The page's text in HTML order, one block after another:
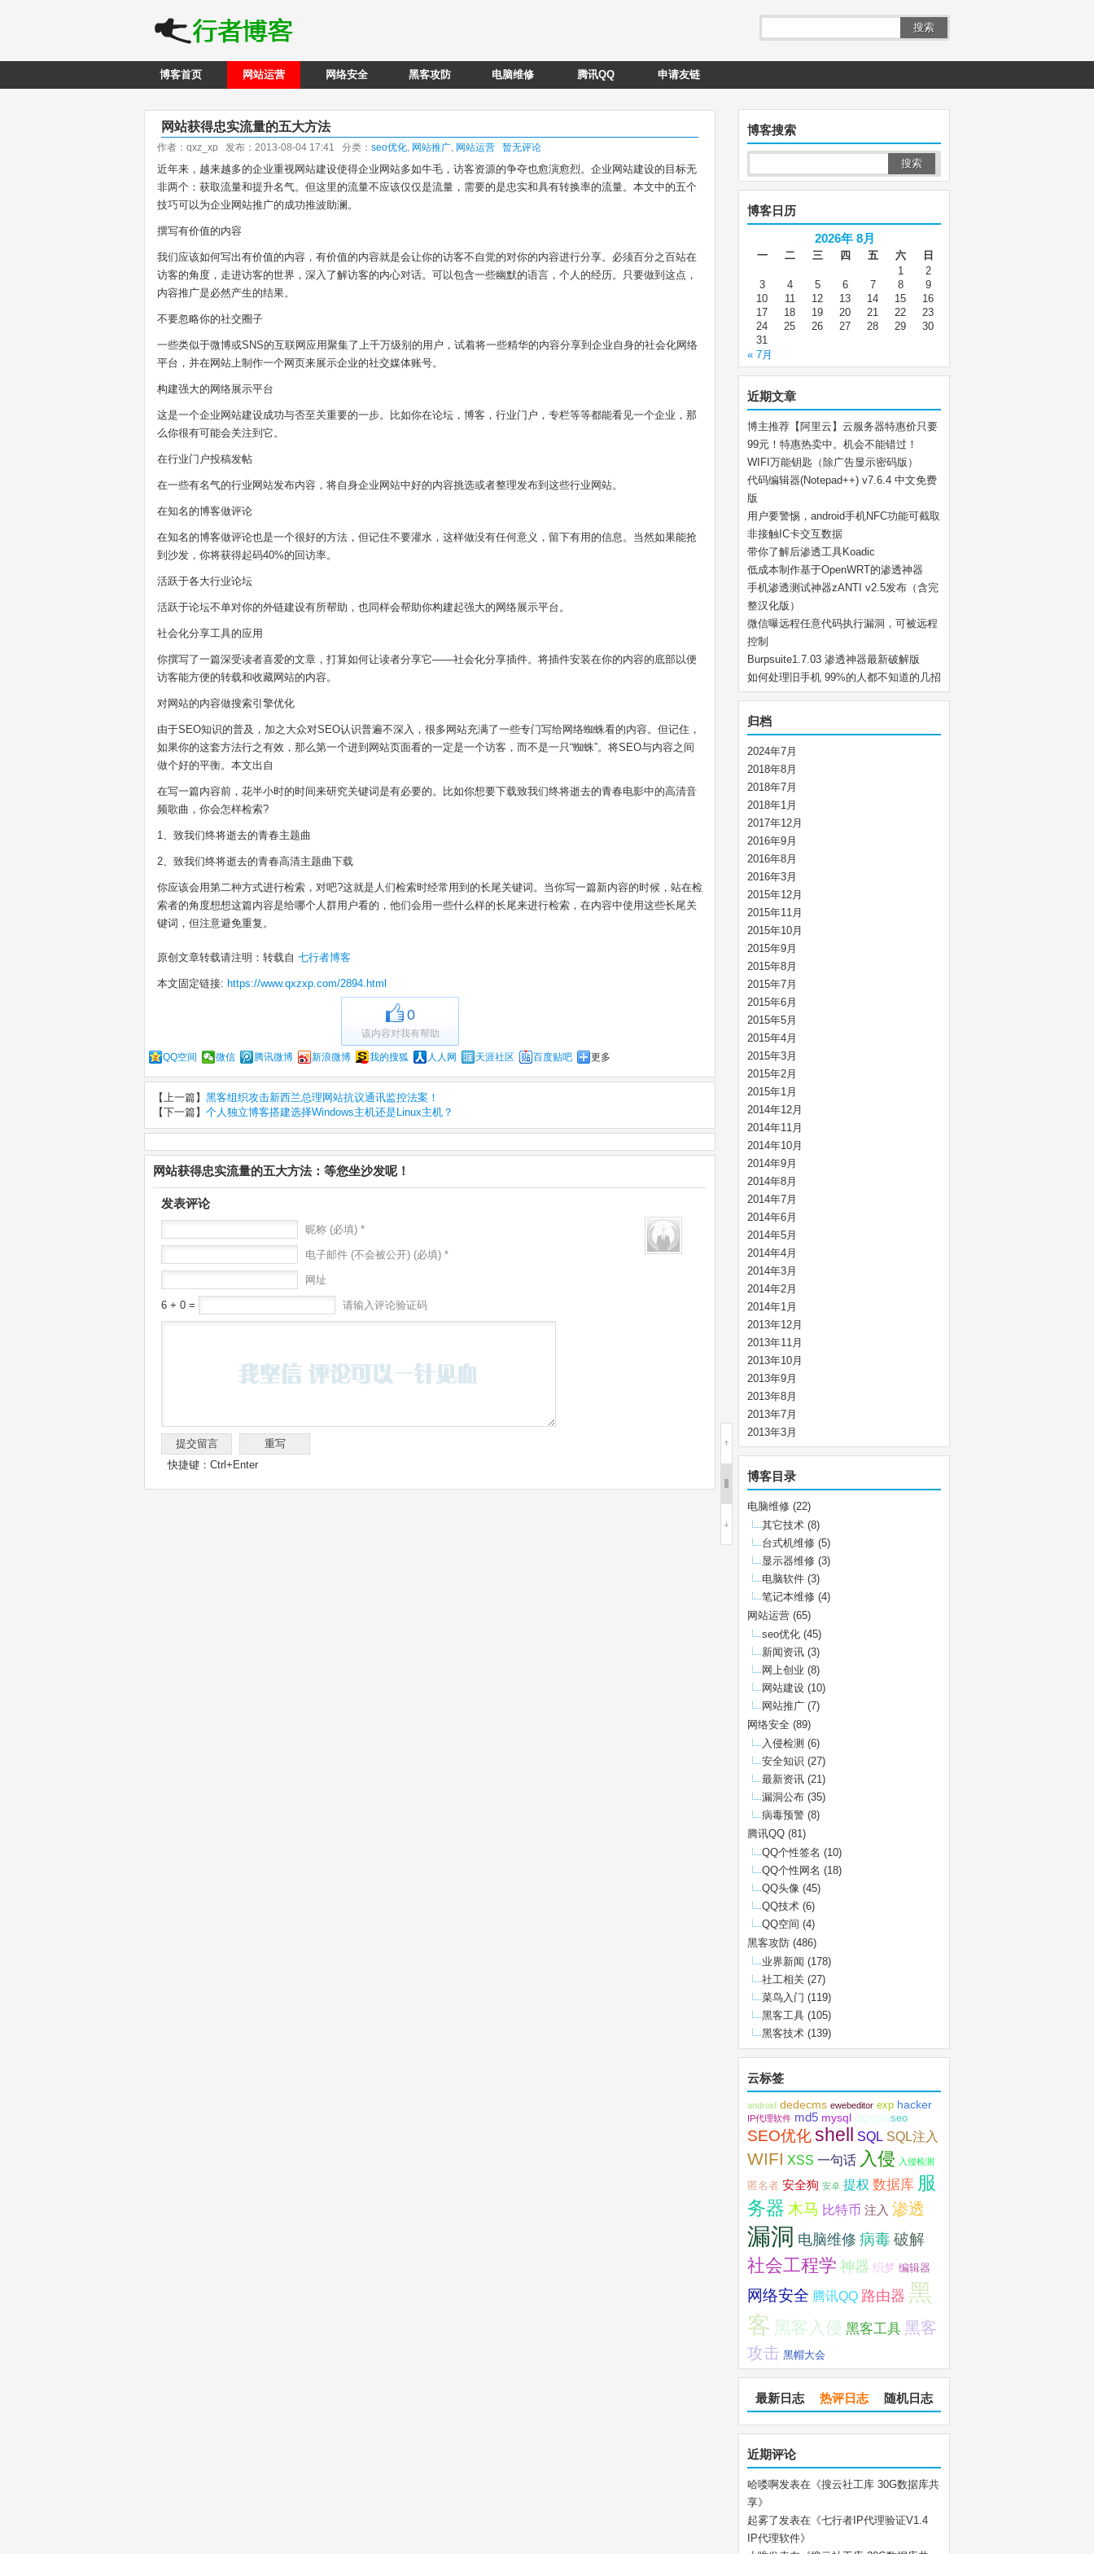
搜索
博客首页 网站运营 网络安全 黑客攻防 电脑维修 腾讯QQ 申请友链
网站获得忠实流量的五大方法
作者：qxz_xp 发布：2013-08-04 17:41 分类： seo优化, 网站推广, 网站运营 暂无评论
近年来，越来越多的企业重视网站建设使得企业网站多如牛毛，访客资源的争夺也愈演愈烈。企业网站建设的目标无
非两个：获取流量和提升名气。但这里的流量不应该仅仅是流量，需要的是忠实和具有转换率的流量。本文中的五个
技巧可以为企业网站推广的成功推波助澜。
撰写有价值的内容
我们应该如何写出有价值的内容，有价值的内容就是会让你的访客不自觉的对你的内容进行分享。必须百分之百站在
访客的角度，走进访客的世界，深入了解访客的内心对话。可以包含一些幽默的语言，个人的经历。只要做到这点，
内容推广是必然产生的结果。
不要忽略你的社交圈子
一些类似于微博或SNS的互联网应用聚集了上千万级别的用户，试着将一些精华的内容分享到企业自身的社会化网络
平台，并在网站上制作一个网页来展示企业的社交媒体账号。
构建强大的网络展示平台
这是一个企业网站建设成功与否至关重要的一步。比如你在论坛，博客，行业门户，专栏等等都能看见一个企业，那
么你很有可能会关注到它。
在行业门户投稿发帖
在一些有名气的行业网站发布内容，将自身企业网站中好的内容挑选或者整理发布到这些行业网站。
在知名的博客做评论
在知名的博客做评论也是一个很好的方法，但记住不要灌水，这样做没有任何意义，留下有用的信息。当然如果能抢
到沙发，你将获得起码40%的回访率。
活跃于各大行业论坛
活跃于论坛不单对你的外链建设有所帮助，也同样会帮助你构建起强大的网络展示平台。
社会化分享工具的应用
你撰写了一篇深受读者喜爱的文章，打算如何让读者分享它——社会化分享插件。将插件安装在你的内容的底部以便
访客能方便的转载和收藏网站的内容。
对网站的内容做搜索引擎优化
由于SEO知识的普及，加之大众对SEO认识普遍不深入，很多网站充满了一些专门写给网络蜘蛛看的内容。但记住，
如果你的这套方法行之有效，那么第一个进到网站页面看的一定是一个访客，而不是一只“蜘蛛”。将SEO与内容之间
做个好的平衡。本文出自
在写一篇内容前，花半小时的时间来研究关键词是有必要的。比如你想要下载致我们终将逝去的青春电影中的高清音
频歌曲，你会怎样检索?
1、致我们终将逝去的青春主题曲
2、致我们终将逝去的青春高清主题曲下载
你应该会用第二种方式进行检索，对吧?这就是人们检索时经常用到的长尾关键词。当你写一篇新内容的时候，站在检
索者的角度想想这篇内容是给哪个人群用户看的，他们会用一些什么样的长尾来进行检索，在内容中使用这些长尾关
键词，但注意避免重复。
原创文章转载请注明：转载自 七行者博客
本文固定链接: https://www.qxzxp.com/2894.html
0
该内容对我有帮助
QQ空间 微信 腾讯微博 新浪微博 我的搜狐 人人网 天涯社区 百度贴吧 更多
【上一篇】 黑客组织攻击新西兰总理网站抗议通讯监控法案！
【下一篇】 个人独立博客搭建选择Windows主机还是Linux主机？
网站获得忠实流量的五大方法：等您坐沙发呢！
发表评论
昵称 (必填) *
电子邮件 (不会被公开) (必填) *
网址
6 + 0 = 请输入评论验证码
快捷键：Ctrl+Enter
博客搜索
博客日历
2026年 8月
一 二 三 四 五 六
日
1
2
3
4 5 6 7 8
9
10
11 12 13 14 15
16
17
18 19 20 21 22
23
24
25 26 27 28 29
30
31
« 7月
近期文章
博主推荐【阿里云】云服务器特惠价只要
99元！特惠热卖中。机会不能错过！
WIFI万能钥匙（除广告显示密码版）
代码编辑器(Notepad++) v7.6.4 中文免费
版
用户要警惕，android手机NFC功能可截取
非接触IC卡交互数据
带你了解后渗透工具Koadic
低成本制作基于OpenWRT的渗透神器
手机渗透测试神器zANTI v2.5发布（含完
整汉化版）
微信曝远程任意代码执行漏洞，可被远程
控制
Burpsuite1.7.03 渗透神器最新破解版
如何处理旧手机 99%的人都不知道的几招
归档
2024年7月
2018年8月
2018年7月
2018年1月
2017年12月
2016年9月
2016年8月
2016年3月
2015年12月
2015年11月
2015年10月
2015年9月
2015年8月
2015年7月
2015年6月
2015年5月
2015年4月
2015年3月
2015年2月
2015年1月
2014年12月
2014年11月
2014年10月
2014年9月
2014年8月
2014年7月
2014年6月
2014年5月
2014年4月
2014年3月
2014年2月
2014年1月
2013年12月
2013年11月
2013年10月
2013年9月
2013年8月
2013年7月
2013年3月
博客目录
电脑维修 (22)
其它技术 (8)
台式机维修 (5)
显示器维修 (3)
电脑软件 (3)
笔记本维修 (4)
网站运营 (65)
seo优化 (45)
新闻资讯 (3)
网上创业 (8)
网站建设 (10)
网站推广 (7)
网络安全 (89)
入侵检测 (6)
安全知识 (27)
最新资讯 (21)
漏洞公布 (35)
病毒预警 (8)
腾讯QQ (81)
QQ个性签名 (10)
QQ个性网名 (18)
QQ头像 (45)
QQ技术 (6)
QQ空间 (4)
黑客攻防 (486)
业界新闻 (178)
社工相关 (27)
菜鸟入门 (119)
黑客工具 (105)
黑客技术 (139)
云标签
android dedecms ewebeditor exp hacker
IP代理软件 md5 mysql QQ空间 seo
SEO优化shell SQL SQL注入
WIFI XSS 一句话 入侵 入侵检测
匿名者 安全狗 安卓 提权 数据库 服
务器 木马 比特币 注入 渗透
漏洞 电脑维修 病毒破解
社会工程学 神器 织梦 编辑器
网络安全 腾讯QQ 路由器 黑
客 黑客入侵 黑客工具 黑客
攻击 黑帽大会
最新日志 热评日志 随机日志
近期评论
哈喽啊发表在《搜云社工库 30G数据库共
享》
起雾了发表在《七行者IP代理验证V1.4
IP代理软件》